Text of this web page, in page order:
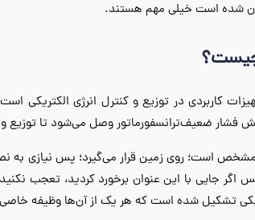
شده است خیلی مهم هستند.
چیست؟
کاربردی در توزیع و کنترل انرژی
ضعیف‌ترانسفورماتور وصل می‌شود تا توزیع و
است؛ روی زمین قرار می‌گیرد؛ پس نیازی به
جایی با این عنوان برخورد کردید، تعجب
تشکیل شده است که هر یک از آن‌ها وظیفه خاصی